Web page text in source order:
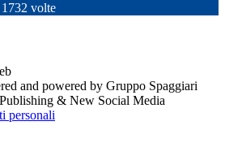
1732 volte
and powered by Gruppo Spaggiari
& New Social Media
personali